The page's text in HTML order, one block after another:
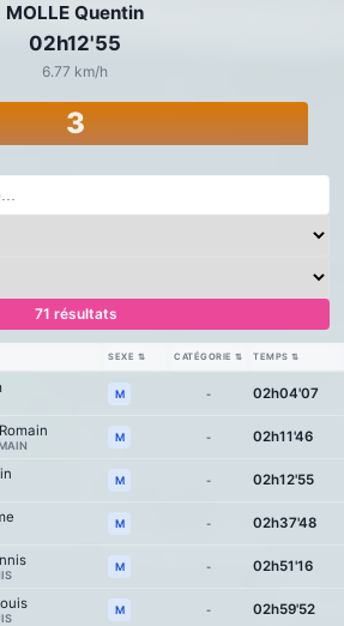
MOLLE Quentin
02h12'55
6.77 km/h
3
71 résultats
SEXE ⇅ CATÉGORIE ⇅ TEMPS ⇅
M - 02h04'07
Romain M - 02h11'46
M - 02h12'55
M - 02h37'48
M - 02h51'16
M - 02h59'52